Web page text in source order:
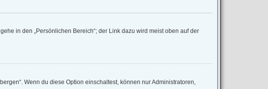
in den „Persönlichen Bereich“; der Link dazu wird meist oben auf der
Wenn du diese Option einschaltest, können nur Administratoren,